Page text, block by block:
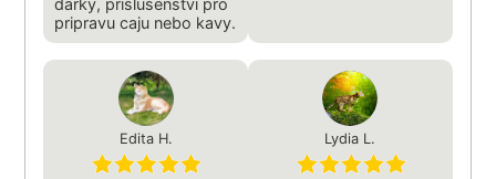
darky, prislusenstvi pro
pripravu caju nebo kavy.
Edita H. Lydia L.